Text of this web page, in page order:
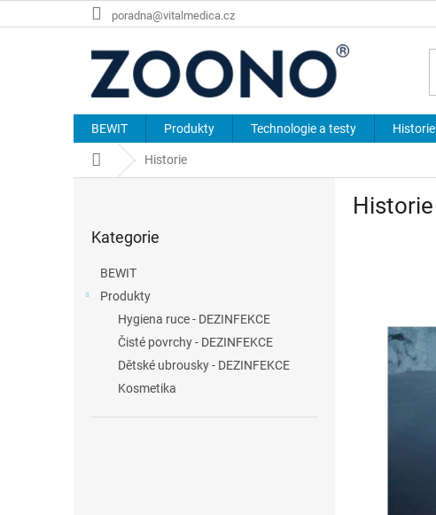
na
poradna@vitalmedica.cz
BEWIT Produkty Technologie a testy Historie
Domů Historie
kategorie
Kategorie
BEWIT
Produkty
Hygiena ruce - DEZINFEKCE
Čisté povrchy - DEZINFEKCE
Dětské ubrousky - DEZINFEKCE
Kosmetika
Historie